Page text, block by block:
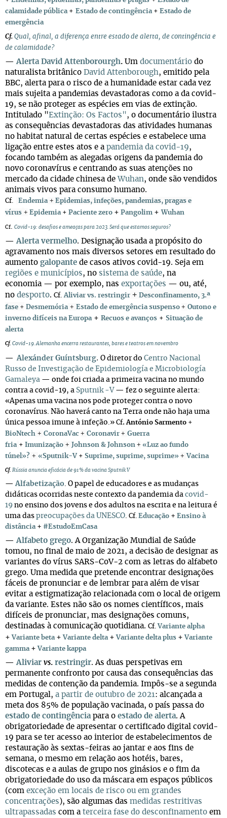
calamidade pública + Estado de contingência + Estado de
emergência
Cf. Qual, afinal, a diferença entre estado de alerta, de contingência e
de calamidade?
— Alerta David Attenborourgh. Um documentário do
naturalista britânico David Attenborough, emitido pela
BBC, alerta para o risco de a humanidade estar cada vez
mais sujeita a pandemias devastadoras como a da covid-
19, se não proteger as espécies em vias de extinção.
Intitulado "Extinção: Os Factos", o documentário ilustra
as consequências devastadoras das atividades humanas
no habitat natural de certas espécies e estabelece uma
ligação entre estes atos e a pandemia da covid-19,
focando também as alegadas origens da pandemia do
novo coronavírus e centrando as suas atenções no
mercado da cidade chinesa de Wuhan, onde são vendidos
animais vivos para consumo humano.
Cf. Endemia + Epidemias, infeções, pandemias, pragas e
vírus + Epidemia + Paciente zero + Pangolim + Wuhan
Cf. Covid-19: desafios e ameaças para 2023. Será que estamos seguros?
— Alerta vermelho. Designação usada a propósito do
agravamento nos mais diversos setores em resultado do
aumento galopante de casos ativos covid-19. Seja em
regiões e municípios, no sistema de saúde, na
economia — por exemplo, nas exportações — ou, até,
no desporto. Cf. Aliviar vs. restringir + Desconfinamento, 3.ª
fase + Desmemória + Estado de emergência suspenso + Outono e
inverno difíceis na Europa+ Recuos e avanços + Situação de
alerta
Cf. Covid-19. Alemanha encerra restaurantes, bares e teatros em novembro
— Alexánder Guíntsburg. O diretor do Centro Nacional
Russo de Investigação de Epidemiología e Microbiología
Gamaleya — onde foi criada a primeira vacina no mundo
contra a covid-19, a Sputnik -V — fez o seguinte alerta:
«Apenas uma vacina nos pode proteger contra o novo
coronavírus. Não haverá canto na Terra onde não haja uma
única pessoa imune à infeção.» Cf. António Sarmento +
BioNtech + CoronaVac + Coronavir + Guerra
fria + Imunização + Johnson & Johnson + «Luz ao fundo
túnel»? + «Sputnik-V + Suprime, suprime, suprime» +Vacina
Cf. Rússia anuncia eficácia de 91% da vacina Sputnik V
—Alfabetização. O papel de educadores e as mudanças
didáticas ocorridas neste contexto da pandemia da covid-
19 no ensino dos jovens e dos adultos na escrita e na leitura é
uma das preocupações da UNESCO. Cf. Educação + Ensino à
distância + #EstudoEmCasa
—Alfabeto grego. A Organização Mundial de Saúde
tomou, no final de maio de 2021, a decisão de designar as
variantes do vírus SARS-CoV-2 com as letras do alfabeto
grego. Uma medida que pretende encontrar designações
fáceis de pronunciar e de lembrar para além de visar
evitar a estigmatização relacionada com o local de origem
da variante. Estes não são os nomes científicos, mais
difíceis de pronunciar, mas designações comuns,
destinadas à comunicação quotidiana. Cf. Variante alpha
+ Variante beta + Variante delta + Variante delta plus + Variante
gamma + Variante kappa
— Aliviar vs. restringir. As duas perspetivas em
permanente confronto por causa das consequências das
medidas de contenção da pandemia. Impôs-se a segunda
em Portugal, a partir de outubro de 2021: alcançada a
meta dos 85% de população vacinada, o país passa do
estado de contingênciapara o estado de alerta. A
obrigatoriedade de apresentar o certificado digital covid-
19 para se ter acesso ao interior de estabelecimentos de
restauração às sextas-feiras ao jantar e aos fins de
semana, o mesmo em relação aos hotéis, bares,
discotecas e a aulas de grupo nos ginásios e o fim da
obrigatoriedade do uso da máscara em espaços públicos
(com exceção em locais de risco ou em grandes
concentrações ), são algumas das medidas restritivas
ultrapassadas com a terceira fase do desconfinamento em